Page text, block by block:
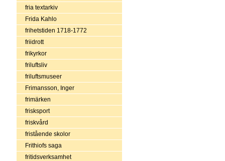
fria textarkiv
Frida Kahlo
frihetstiden 1718-1772
friidrott
frikyrkor
friluftsliv
friluftsmuseer
Frimansson, Inger
frimärken
frisksport
friskvård
fristående skolor
Frithiofs saga
fritidsverksamhet